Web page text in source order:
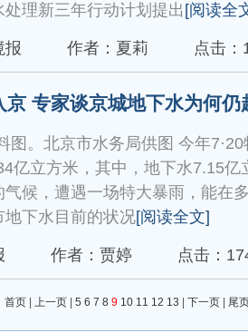
理新三年行动计划提出 [阅读全
报 作者：夏莉 点击：
京 专家谈京城地下水为何仍
图。北京市水务局供图 今年
亿立方米，其中，地下水7.15亿
候，遭遇一场特大暴雨，能在
地下水目前的状况[阅读全文]
作者：贾婷 点击：
首页 上一页 5 6 7 8 9 10 11 12 13 下一页 尾